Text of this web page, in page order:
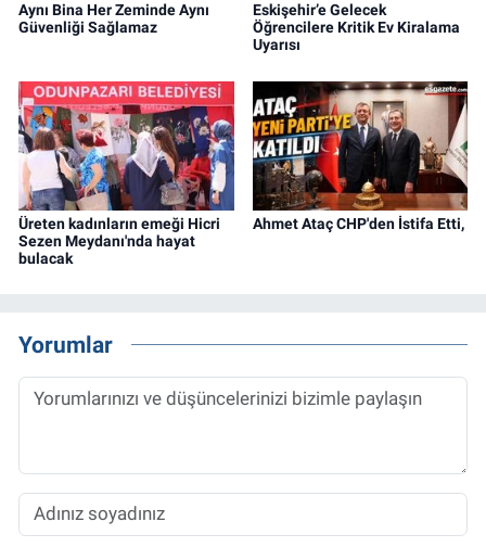
Aynı Bina Her Zeminde Aynı
Güvenliği Sağlamaz
Eskişehir’e Gelecek
Öğrencilere Kritik Ev Kiralama
Uyarısı
Üreten kadınların emeği Hicri
Sezen Meydanı'nda hayat
bulacak
Ahmet Ataç CHP'den İstifa Etti,
Yorumlar